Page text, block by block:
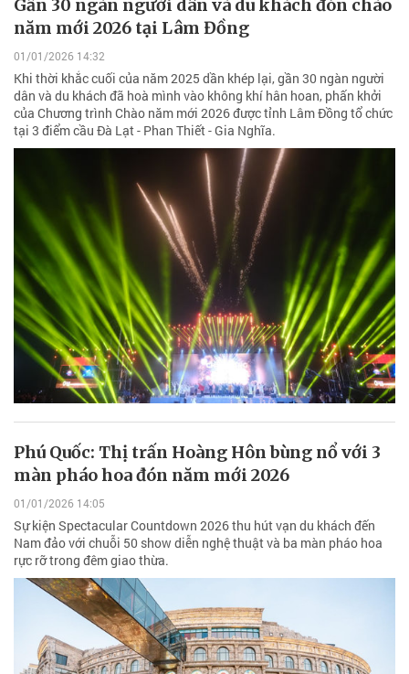
Gần 30 ngàn người dân và du khách đón chào
năm mới 2026 tại Lâm Đồng
01/01/2026 14:32
Khi thời khắc cuối của năm 2025 dần khép lại, gần 30 ngàn người
dân và du khách đã hoà mình vào không khí hân hoan, phấn khởi
của Chương trình Chào năm mới 2026 được tỉnh Lâm Đồng tổ chức
tại 3 điểm cầu Đà Lạt - Phan Thiết - Gia Nghĩa.
Phú Quốc: Thị trấn Hoàng Hôn bùng nổ với 3
màn pháo hoa đón năm mới 2026
01/01/2026 14:05
Sự kiện Spectacular Countdown 2026 thu hút vạn du khách đến
Nam đảo với chuỗi 50 show diễn nghệ thuật và ba màn pháo hoa
rực rỡ trong đêm giao thừa.